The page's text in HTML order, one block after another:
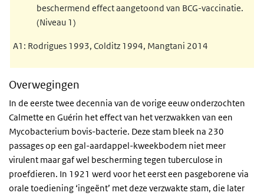
beschermend effect aangetoond van BCG-vaccinatie.
(Niveau 1)
A1: Rodrigues 1993, Colditz 1994, Mangtani 2014
Overwegingen
In de eerste twee decennia van de vorige eeuw onderzochten
Calmette en Guérin het effect van het verzwakken van een
Mycobacterium bovis-bacterie. Deze stam bleek na 230
passages op een gal-aardappel-kweekbodem niet meer
virulent maar gaf wel bescherming tegen tuberculose in
proefdieren. In 1921 werd voor het eerst een pasgeborene via
orale toediening ‘ingeënt’ met deze verzwakte stam, die later